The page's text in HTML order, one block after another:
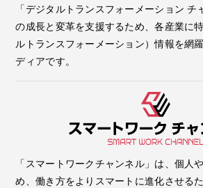
「デジタルトランスフォーメーション チ
の成長と変革を支援するため、各産業に
ルトランスフォーメーション）情報を網
ディアです。
「スマートワークチャンネル」は、個人
め、働き方をよりスマートに進化させる